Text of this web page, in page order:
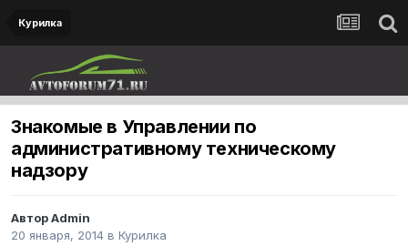
Курилка
Знакомые в Управлении по
административному техническому
надзору
АвторAdmin
20 января, 2014 в Курилка